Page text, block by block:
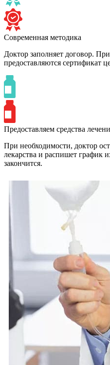
Современная методика
Доктор заполняет договор.
предоставляются сертификат
Предоставляем средства
При необходимости, доктор
лекарства и распишет график
закончится.